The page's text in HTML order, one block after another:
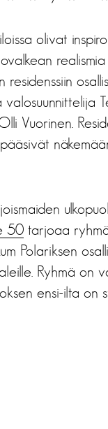
olivat
realismia
Vuorinen.
50 tarjoaa
Polariksen
Ryhmä on
ensi-ilta on